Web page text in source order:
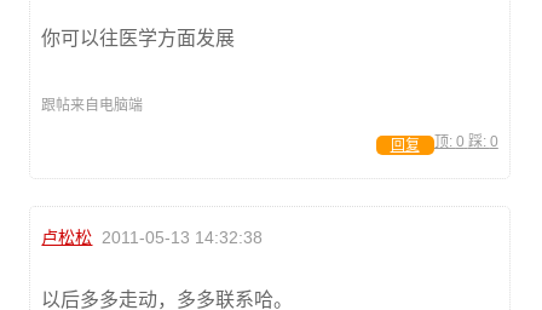
你可以往医学方面发展
跟帖来自电脑端
顶: 0 踩: 0
回复
卢松松 2011-05-13 14:32:38
以后多多走动，多多联系哈。